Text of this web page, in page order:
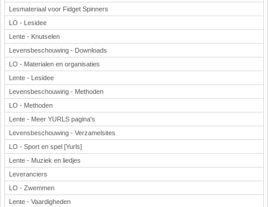
Lesmateriaal voor Fidget Spinners
LO - Lesidee
Lente - Knutselen
Levensbeschouwing - Downloads
LO - Materialen en organisaties
Lente - Lesidee
Levensbeschouwing - Methoden
LO - Methoden
Lente - Meer YURLS pagina's
Levensbeschouwing - Verzamelsites
LO - Sport en spel [Yurls]
Lente - Muziek en liedjes
Leveranciers
LO - Zwemmen
Lente - Vaardigheden